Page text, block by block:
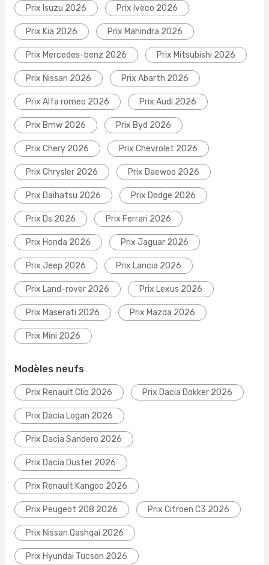
Prix Isuzu 2026 Prix Iveco 2026
Prix Kia 2026 Prix Mahindra 2026
Prix Mercedes-benz 2026 Prix Mitsubishi 2026
Prix Nissan 2026 Prix Abarth 2026
Prix Alfa romeo 2026 Prix Audi 2026
Prix Bmw 2026 Prix Byd 2026
Prix Chery 2026 Prix Chevrolet 2026
Prix Chrysler 2026 Prix Daewoo 2026
Prix Daihatsu 2026 Prix Dodge 2026
Prix Ds 2026 Prix Ferrari 2026
Prix Honda 2026 Prix Jaguar 2026
Prix Jeep 2026 Prix Lancia 2026
Prix Land-rover 2026 Prix Lexus 2026
Prix Maserati 2026 Prix Mazda 2026
Prix Mini 2026
Modèles neufs
Prix Renault Clio 2026 Prix Dacia Dokker 2026
Prix Dacia Logan 2026
Prix Dacia Sandero 2026
Prix Dacia Duster 2026
Prix Renault Kangoo 2026
Prix Peugeot 208 2026 Prix Citroen C3 2026
Prix Nissan Qashqai 2026
Prix Hyundai Tucson 2026